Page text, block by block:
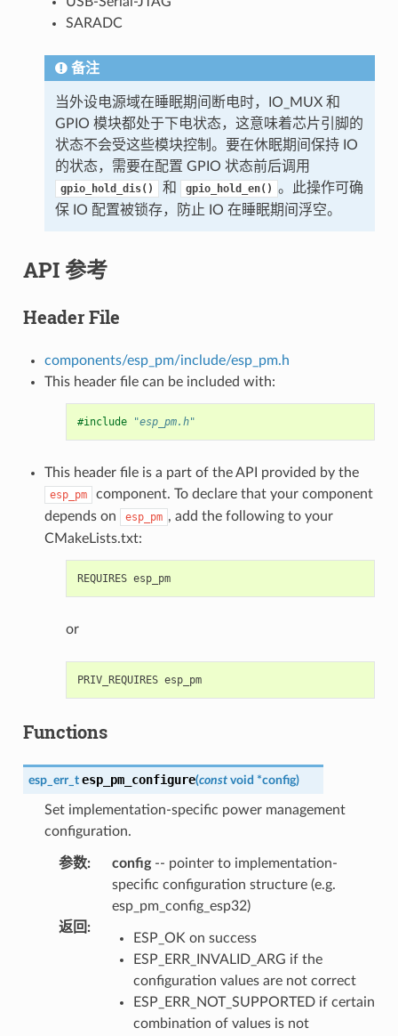
SARADC
备注
当外设电源域在睡眠期间断电时，IO_MUX 和
GPIO 模块都处于下电状态，这意味着芯片引脚的
状态不会受这些模块控制。要在休眠期间保持 IO
的状态，需要在配置 GPIO 状态前后调用
gpio_hold_dis() 和 gpio_hold_en() 。此操作可确
保 IO 配置被锁存，防止 IO 在睡眠期间浮空。
API 参考
Header File
components/esp_pm/include/esp_pm.h
This header file can be included with:
#include "esp_pm.h"
This header file is a part of the API provided by the
esp_pm
component. To declare that your component
depends on
esp_pm , add the following to your
CMakeLists.txt:
REQUIRES esp_pm
or
PRIV_REQUIRES esp_pm
Functions
esp_err_t esp_pm_configure(const void *config)
Set implementation-specific power management
configuration.
参数: config-- pointer to implementation-
specific configuration structure (e.g.
esp_pm_config_esp32)
返回 :
ESP_OK on success
ESP_ERR_INVALID_ARG if the
configuration values are not correct
ESP_ERR_NOT_SUPPORTED if certain
combination of values is not